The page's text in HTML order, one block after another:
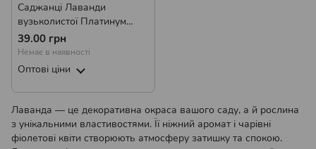
Саджанці Лаванди
вузьколистої Платинум
Ніко (Lavandula angustifolia
Platinum nico) ПКС
39.00 грн
Немає в наявності
Оптові ціни
Лаванда — це декоративна окраса вашого саду, а й рослина
з унікальними властивостями. Її ніжний аромат і чарівні
фіолетові квіти створюють атмосферу затишку та спокою.